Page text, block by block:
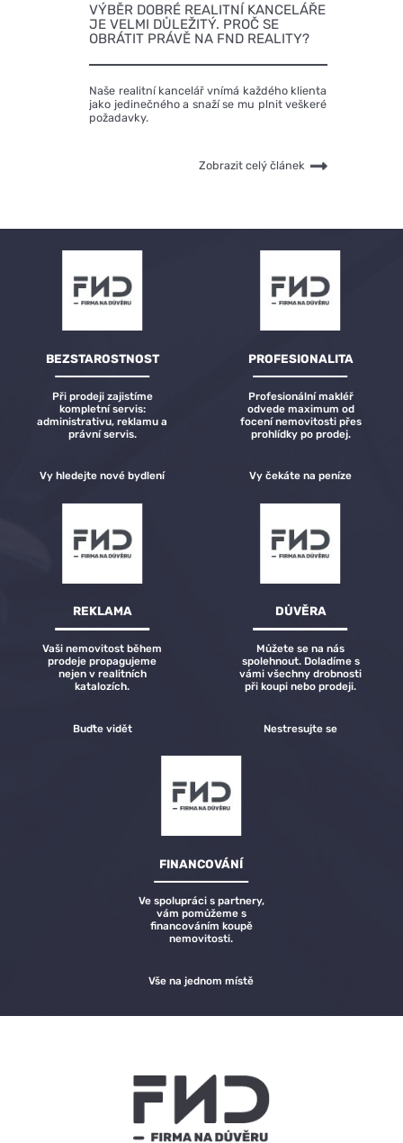
VÝBĚR DOBRÉ REALITNÍ KANCELÁŘE
JE VELMI DŮLEŽITÝ. PROČ SE
OBRÁTIT PRÁVĚ NA FND REALITY?
Naše realitní kancelář vnímá každého klienta
jako jedinečného a snaží se mu plnit veškeré
požadavky.
Zobrazit celý článek
BEZSTAROSTNOST
Při prodeji zajistíme
kompletní servis:
administrativu, reklamu a
právní servis.
Vy hledejte nové bydlení
PROFESIONALITA
Profesionální makléř
odvede maximum od
focení nemovitosti přes
prohlídky po prodej.
Vy čekáte na peníze
REKLAMA
Vaši nemovitost během
prodeje propagujeme
nejen v realitních
katalozích.
Buďte vidět
DŮVĚRA
Můžete se na nás
spolehnout. Doladíme s
vámi všechny drobnosti
při koupi nebo prodeji.
Nestresujte se
FINANCOVÁNÍ
Ve spolupráci s partnery,
vám pomůžeme s
financováním koupě
nemovitosti.
Vše na jednom místě